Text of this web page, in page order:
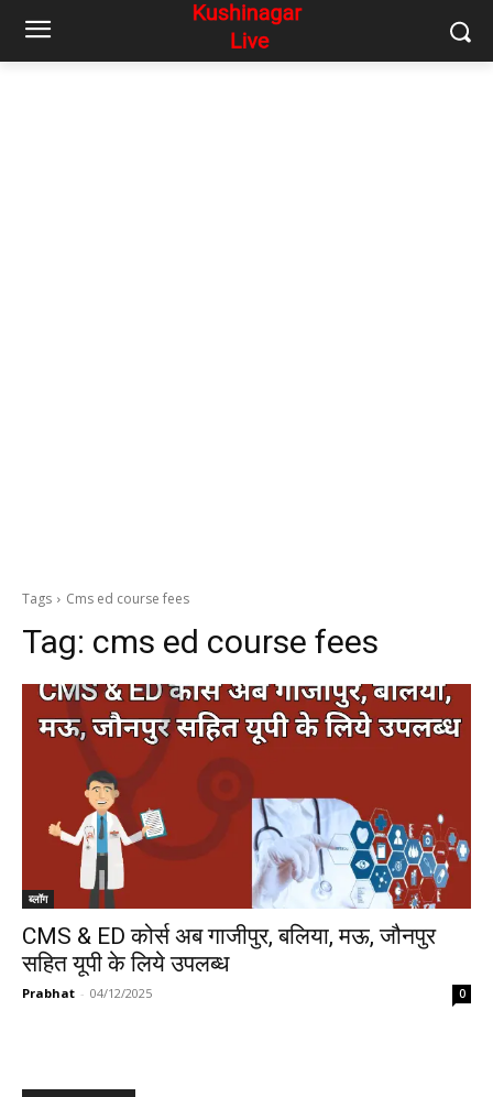
Tags Cms ed course fees
Tag: cms ed course fees
ब्लॉग
CMS & ED कोर्स अब गाजीपुर, बलिया, मऊ, जौनपुर
सहित यूपी के लिये उपलब्ध
Prabhat - 04/12/2025 0